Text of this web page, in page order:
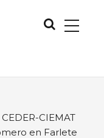
PRINCIPAL
CIEMAT
en Farlete